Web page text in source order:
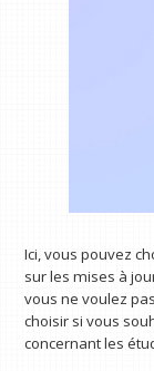
Ici, vous pouvez
sur les mises à
vous ne voulez
choisir si vous
concernant les